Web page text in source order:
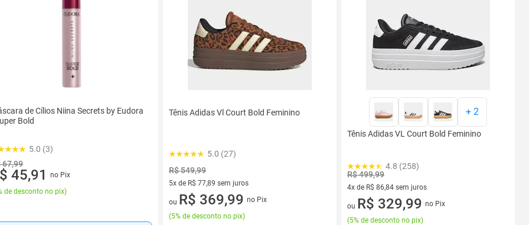
de Cílios Niina Secrets by Eudora
Bold
5.0 (3)
67,99
45,91
no Pix
de desconto no pix)
Tênis Adidas Vl Court Bold Feminino
5.0 (27)
R$ 549,99
5x de R$ 77,89 sem juros
5 vez de R$ 77,89 sem juros
ou R$ 369,99 no Pix
(5% de desconto no pix)
+ 2
Tênis Adidas VL Court Bold Feminino
4.8 (258)
R$ 499,99
4x de R$ 86,84 sem juros
4 vez de R$ 86,84 sem juros
ou R$ 329,99 no Pix
(5% de desconto no pix)